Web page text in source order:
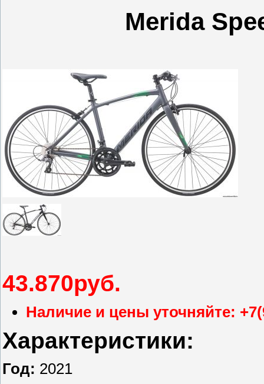
Merida
43.870руб.
Наличие и цены уточняйте:
Характеристики:
Год: 2021